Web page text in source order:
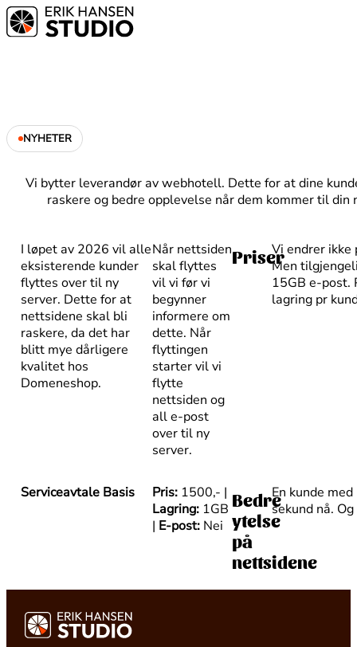
NYHETER
Vi bytter leverandør av webhotell. Dette for at dine
raskere og bedre opplevelse når dem kommer til din
I løpet av 2026 vil alle
eksisterende kunder
flyttes over til ny
server. Dette for at
nettsidene skal bli
raskere, da det har
blitt mye dårligere
kvalitet hos
Domeneshop.
Når nettsiden
skal flyttes
vil vi før vi
begynner
informere om
dette. Når
flyttingen
starter vil vi
flytte
nettsiden og
all e-post
over til ny
server.
PriserVi endrer
Men
15GB e-post.
lagring pr
Serviceavtale Basis Pris: 1500,- |
Lagring: 1GB
| E-post: Nei
Bedre
ytelse
på
nettsidene
En kunde
sekund nå.